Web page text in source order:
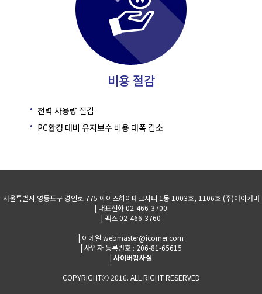
비용 절감
전력 사용량 절감
PC환경 대비 유지보수 비용 대폭 감소
서울특별시 영등포구 경인로 775 에이스하이테크시티 1동 1003호, 1106호 (주)아이커머
| 대표전화 02-466-3700
| 팩스 02-466-3760
| 이메일 webmaster@icomer.com
| 사업자 등록번호 : 206-81-65615
| 사이버감사실
COPYRIGHTⓒ 2016. ALL RIGHT RESERVED